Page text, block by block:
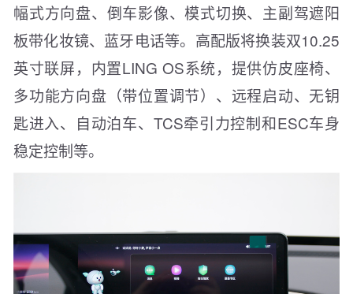
幅式方向盘、倒车影像、模式切换、主副驾遮阳
板带化妆镜、蓝牙电话等。高配版将换装双10.25
英寸联屏，内置LING OS系统，提供仿皮座椅、
多功能方向盘（带位置调节）、远程启动、无钥
匙进入、自动泊车、TCS牵引力控制和ESC车身
稳定控制等。